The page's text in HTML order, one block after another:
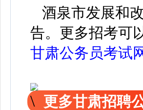
酒泉市发展和
告。 更多招考可
甘肃公务员考试
更多甘肃招聘